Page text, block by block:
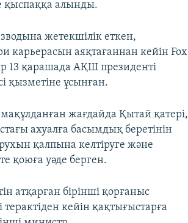
қыспаққа алынды.
жетекшілік еткен,
карьерасын аяқтағаннан кейін Fox
13 қарашада АҚШ президенті
қызметіне ұсынған.
жағдайда Қытай қатері,
ахуалға басымдық беретінін
қалпына келтіруге және
қоюға уәде берген.
атқарған бірінші қорғаныс
кейін қақтығыстарға